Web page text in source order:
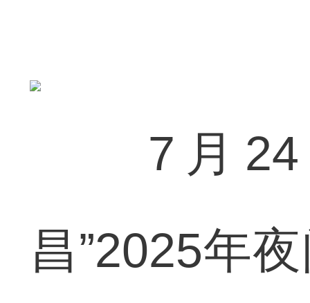
7月24
昌”2025年